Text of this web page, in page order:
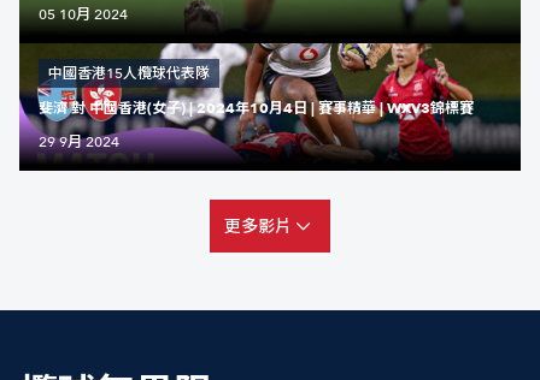
05 10月 2024
中國香港15人欖球代表隊
斐濟 對 中國香港(女子) | 2024年10月4日 | 賽事精華 | WXV3錦標賽
29 9月 2024
更多影片